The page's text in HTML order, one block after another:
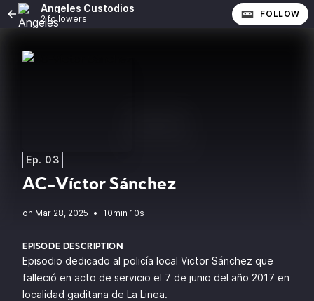
Angeles Custodios
2 followers FOLLOW
Ep. 03
AC-Víctor Sánchez
• 10min 10s
EPISODE DESCRIPTION
Episodio dedicado al policía local Victor Sánchez que
falleció en acto de servicio el 7 de junio del año 2017 en
localidad gaditana de La Linea.